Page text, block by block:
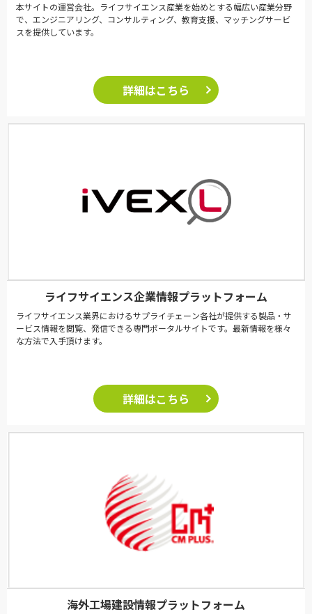
本サイトの運営会社。ライフサイエンス産業を始めとする幅広い産業分野
で、エンジニアリング、コンサルティング、教育支援、マッチングサービ
スを提供しています。
詳細はこちら
ライフサイエンス企業情報プラットフォーム
ライフサイエンス業界におけるサプライチェーン各社が提供する製品・サ
ービス情報を閲覧、発信できる専門ポータルサイトです。最新情報を様々
な方法で入手頂けます。
詳細はこちら
海外工場建設情報プラットフォーム